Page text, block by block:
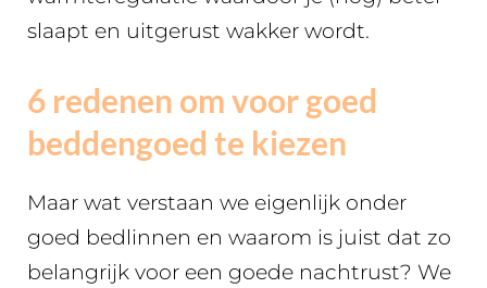
slaapt en uitgerust wakker wordt.
6 redenen om voor goed
beddengoed te kiezen
Maar wat verstaan we eigenlijk onder
goed bedlinnen en waarom is juist dat zo
belangrijk voor een goede nachtrust? We